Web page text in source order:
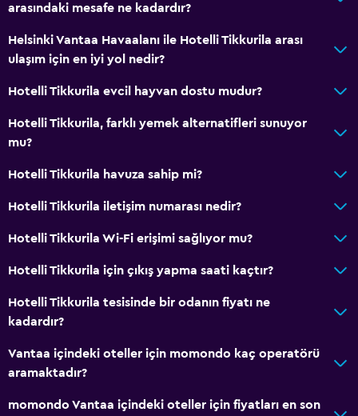
arasındaki mesafe ne kadardır?
Helsinki Vantaa Havaalanı ile Hotelli Tikkurila arası
ulaşım için en iyi yol nedir?
Hotelli Tikkurila evcil hayvan dostu mudur?
Hotelli Tikkurila, farklı yemek alternatifleri sunuyor
mu?
Hotelli Tikkurila havuza sahip mi?
Hotelli Tikkurila iletişim numarası nedir?
Hotelli Tikkurila Wi-Fi erişimi sağlıyor mu?
Hotelli Tikkurila için çıkış yapma saati kaçtır?
Hotelli Tikkurila tesisinde bir odanın fiyatı ne
kadardır?
Vantaa içindeki oteller için momondo kaç operatörü
aramaktadır?
momondo Vantaa içindeki oteller için fiyatları en son